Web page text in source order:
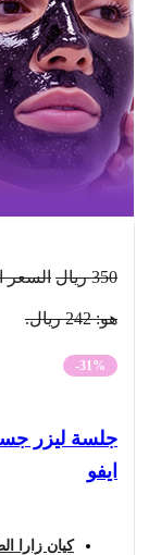
ريال السعر الأصلي
-31%
جلسة ليزر جسم
كيان زارا الطبي